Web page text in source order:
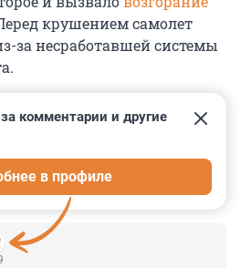
крушением самолет
за несработавшей системы
комментарии и другие
в профиле